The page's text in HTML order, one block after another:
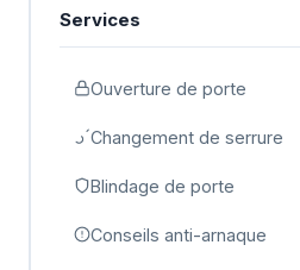
Services
Ouverture de porte
Changement de serrure
Blindage de porte
Conseils anti-arnaque